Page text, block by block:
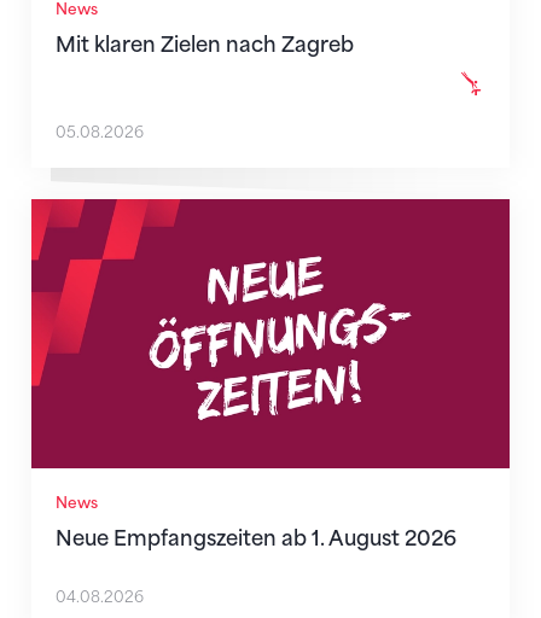
News
Mit klaren Zielen nach Zagreb
05.08.2026
News
Neue Empfangszeiten ab 1. August 2026
Neue Empfangszeiten ab 1. August 2026
04.08.2026